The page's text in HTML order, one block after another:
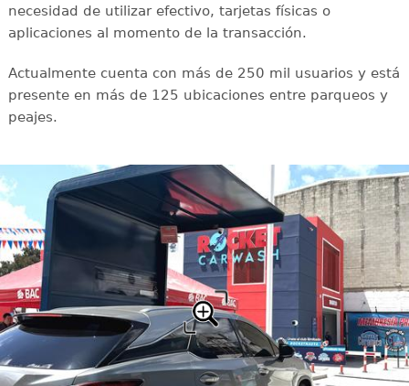
necesidad de utilizar efectivo, tarjetas físicas o
aplicaciones al momento de la transacción.
Actualmente cuenta con más de 250 mil usuarios y está
presente en más de 125 ubicaciones entre parqueos y
peajes.